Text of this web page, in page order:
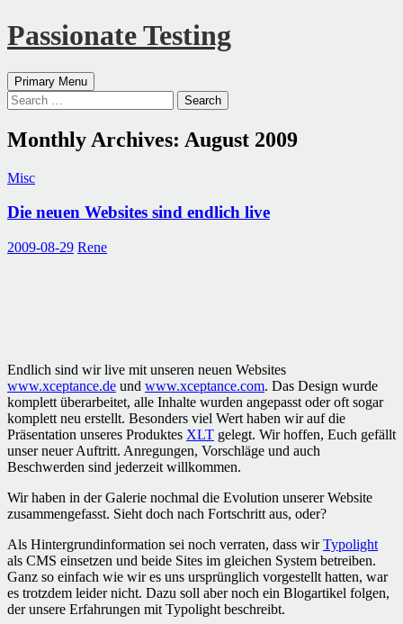
Passionate Testing
Search
Primary Menu Skip
to
content
Search
for:
Monthly Archives: August 2009
Misc
Die neuen Websites sind endlich live
2009-08-29 Rene
Endlich sind wir live mit unseren neuen Websites
www.xceptance.de und www.xceptance.com. Das Design wurde
komplett überarbeitet, alle Inhalte wurden angepasst oder oft sogar
komplett neu erstellt. Besonders viel Wert haben wir auf die
Präsentation unseres Produktes XLT gelegt. Wir hoffen, Euch gefällt
unser neuer Auftritt. Anregungen, Vorschläge und auch
Beschwerden sind jederzeit willkommen.
Wir haben in der Galerie nochmal die Evolution unserer Website
zusammengefasst. Sieht doch nach Fortschritt aus, oder?
Als Hintergrundinformation sei noch verraten, dass wirTypolight
als CMS einsetzen und beide Sites im gleichen System betreiben.
Ganz so einfach wie wir es uns ursprünglich vorgestellt hatten, war
es trotzdem leider nicht. Dazu soll aber noch ein Blogartikel folgen,
der unsere Erfahrungen mit Typolight beschreibt.